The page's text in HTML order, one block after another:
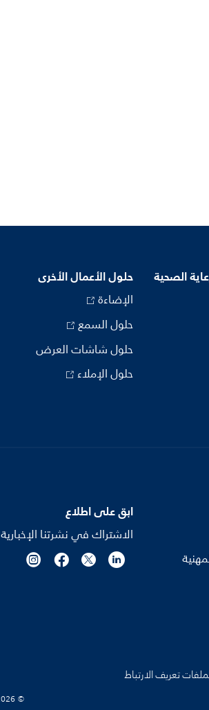
الصحية حلول الأعمال الأخرى
الإضاءة
حلول السمع
حلول شاشات العرض
حلول الإملاء
ابق على اطلاع
الاشتراك في نشرتنا الإخبارية
تعريف الارتباط
© Koninklijke Philips N.V., 2004 - 2026. كل الحقوق محفوظة.